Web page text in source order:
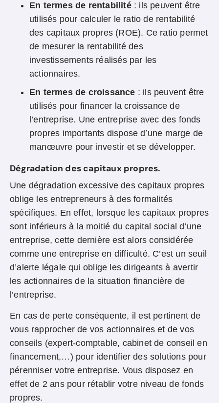
En termes de rentabilité: ils peuvent être
utilisés pour calculer le ratio de rentabilité
des capitaux propres (ROE). Ce ratio permet
de mesurer la rentabilité des
investissements réalisés par les
actionnaires.
En termes de croissance : ils peuvent être
utilisés pour financer la croissance de
l’entreprise. Une entreprise avec des fonds
propres importants dispose d’une marge de
manœuvre pour investir et se développer.
Dégradation des capitaux propres.
Une dégradation excessive des capitaux propres
oblige les entrepreneurs à des formalités
spécifiques. En effet, lorsque les capitaux propres
sont inférieurs à la moitié du capital social d’une
entreprise, cette dernière est alors considérée
comme une entreprise en difficulté. C’est un seuil
d’alerte légale qui oblige les dirigeants à avertir
les actionnaires de la situation financière de
l’entreprise.
En cas de perte conséquente, il est pertinent de
vous rapprocher de vos actionnaires et de vos
conseils (expert-comptable, cabinet de conseil en
financement,…) pour identifier des solutions pour
pérenniser votre entreprise. Vous disposez en
effet de 2 ans pour rétablir votre niveau de fonds
propres.